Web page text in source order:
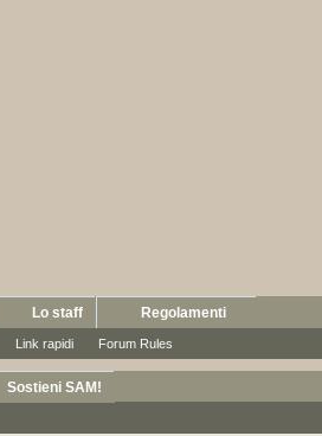
Link rapidi Forum Rules
Lo staff Regolamenti
Sostieni SAM!